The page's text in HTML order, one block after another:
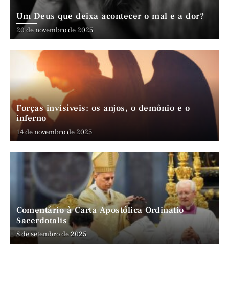
Um Deus que deixa acontecer o mal e a dor?
20 de novembro de 2025
Forças invisíveis: os anjos, o demônio e o
inferno
14 de novembro de 2025
Comentário à Carta Apostólica Ordinatio
Sacerdotalis
8 de setembro de 2025